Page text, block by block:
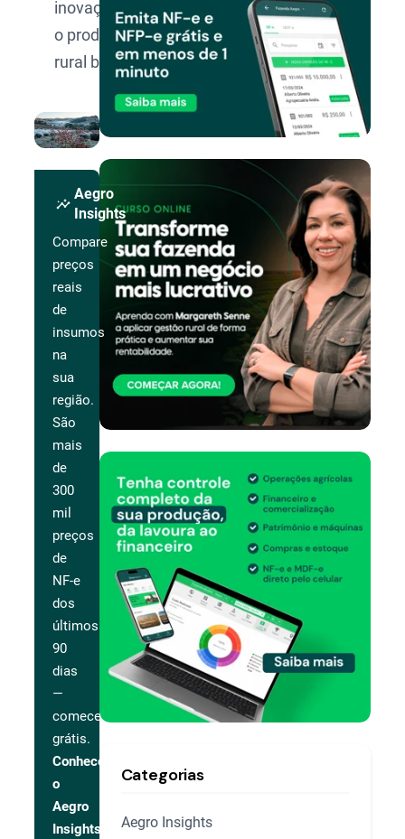
inovação para
o produtor
rural brasileiro.
insights
Aegro
Insights
Compare
preços
reais
de
insumos
na
sua
região.
São
mais
de
300
mil
preços
de
NF-e
dos
últimos
90
dias
—
comece
grátis.
Conhecer
o
Aegro
Insights
Categorias
Aegro Insights